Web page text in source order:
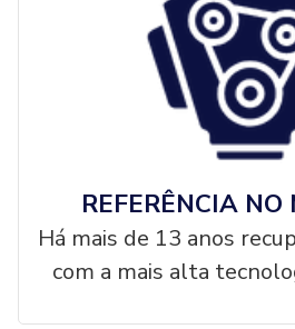
REFERÊNCIA NO
Há mais de 13 anos
com a mais alta